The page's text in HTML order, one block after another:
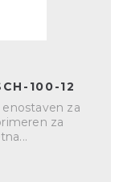
100-12
enostaven za
za